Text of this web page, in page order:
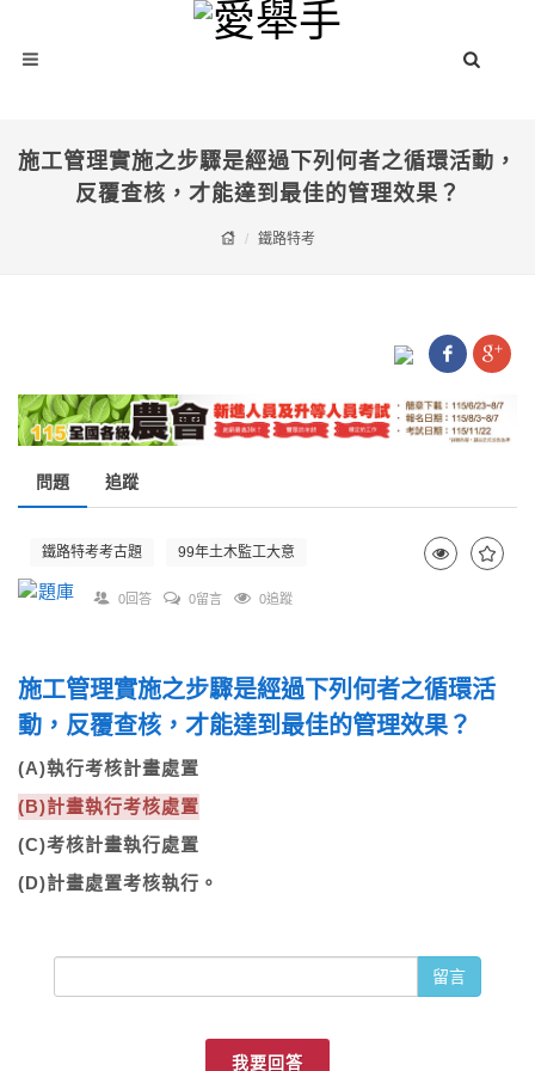
施工管理實施之步驟是經過下列何者之循環活動，
反覆查核，才能達到最佳的管理效果？
鐵路特考
問題 追蹤
鐵路特考考古題 99年土木監工大意
0回答 0留言 0追蹤
施工管理實施之步驟是經過下列何者之循環活
動，反覆查核，才能達到最佳的管理效果？
(A)執行考核計畫處置
(B)計畫執行考核處置
(C)考核計畫執行處置
(D)計畫處置考核執行。
留言
我要回答